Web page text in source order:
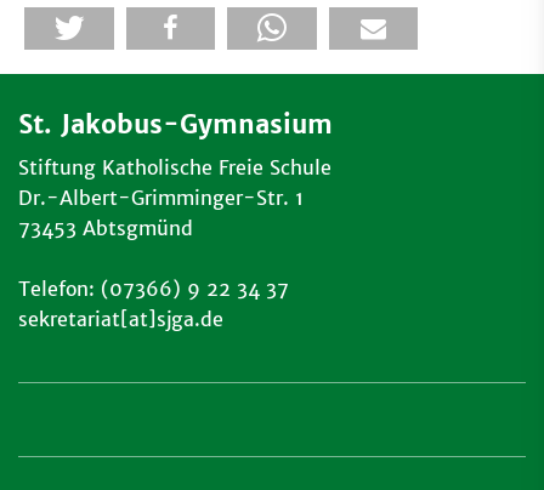
St. Jakobus-Gymnasium
Stiftung Katholische Freie Schule
Dr.-Albert-Grimminger-Str. 1
73453 Abtsgmünd
Telefon: (07366) 9 22 34 37
sekretariat[at]sjga.de